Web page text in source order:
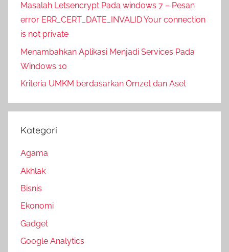
Masalah Letsencrypt Pada windows 7 – Pesan
error ERR_CERT_DATE_INVALID Your connection
is not private
Menambahkan Aplikasi Menjadi Services Pada
Windows 10
Kriteria UMKM berdasarkan Omzet dan Aset
Kategori
Agama
Akhlak
Bisnis
Ekonomi
Gadget
Google Analytics